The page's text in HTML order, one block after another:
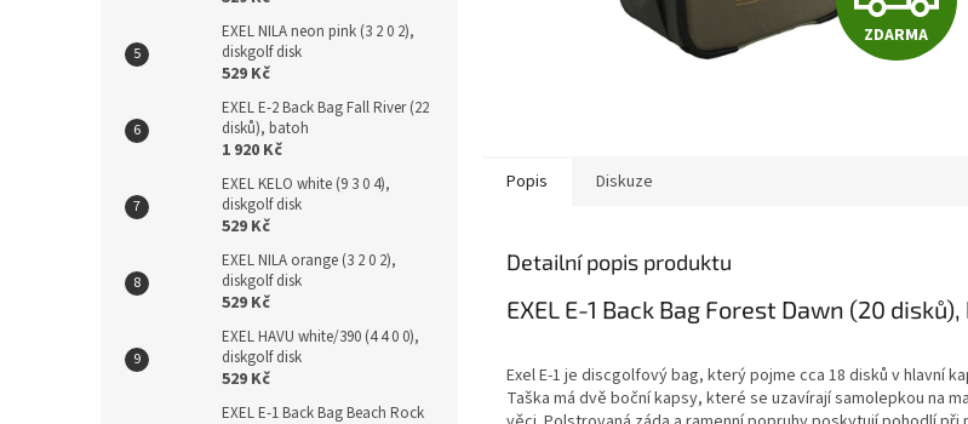
EXEL NILA neon pink (3 2 0 2),
diskgolf disk
529 Kč
EXEL E-2 Back Bag Fall River (22
disků), batoh
1 920 Kč
EXEL KELO white (9 3 0 4),
diskgolf disk
529 Kč
EXEL NILA orange (3 2 0 2),
diskgolf disk
529 Kč
EXEL HAVU white/390 (4 4 0 0),
diskgolf disk
529 Kč
EXEL E-1 Back Bag Beach Rock
D
ZDARMA
Popis Diskuze
Detailní popis produktu
EXEL E-1 Back Bag Forest Dawn (20
Exel E-1 je discgolfový bag, který pojme cca 18 disků v hlavní
Taška má dvě boční kapsy, které se uzavírají samolepkou na